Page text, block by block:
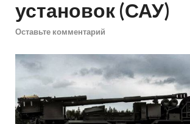
установок (САУ)
Оставьте комментарий